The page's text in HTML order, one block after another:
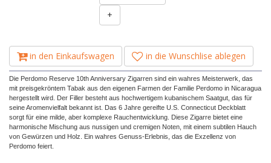
+
in den Einkaufswagen in die Wunschlise ablegen
Die Perdomo Reserve 10th Anniversary Zigarren sind ein wahres Meisterwerk, das
mit preisgekröntem Tabak aus den eigenen Farmen der Familie Perdomo in Nicaragua
hergestellt wird. Der Filler besteht aus hochwertigem kubanischem Saatgut, das für
seine Aromenvielfalt bekannt ist. Das 6 Jahre gereifte U.S. Connecticut Deckblatt
sorgt für eine milde, aber komplexe Rauchentwicklung. Diese Zigarre bietet eine
harmonische Mischung aus nussigen und cremigen Noten, mit einem subtilen Hauch
von Gewürzen und Holz. Ein wahres Genuss-Erlebnis, das die Exzellenz von
Perdomo feiert.